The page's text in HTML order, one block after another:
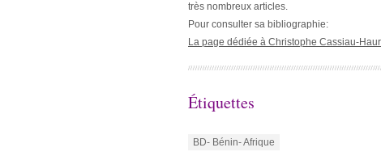
très nombreux articles.
Pour consulter sa bibliographie:
La page dédiée à Christophe Cassiau-
Étiquettes
BD- Bénin- Afrique